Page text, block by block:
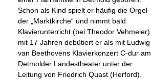
Schon als Kind spielt er häufig die Orgel
der „Marktkirche“ und nimmt bald
Klavierunterricht (bei Theodor Vehmeier),
mit 17 Jahren debütiert er als mit Ludwig
van Beethovens Klavierkonzert C-dur am
Detmolder Landestheater unter der
Leitung von Friedrich Quast (Herford).